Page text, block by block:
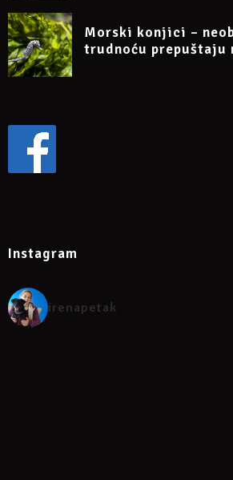
Morski konjici –
trudnoću prepuštaju
Instagram
irenapetak